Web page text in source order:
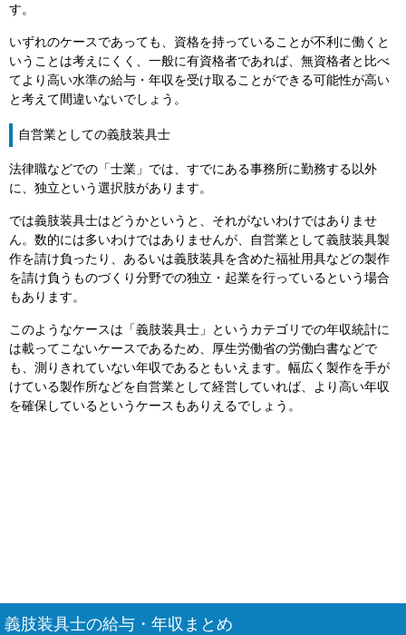
す。
いずれのケースであっても、資格を持っていることが不利に働くと
いうことは考えにくく、一般に有資格者であれば、無資格者と比べ
てより高い水準の給与・年収を受け取ることができる可能性が高い
と考えて間違いないでしょう。
自営業としての義肢装具士
法律職などでの「士業」では、すでにある事務所に勤務する以外
に、独立という選択肢があります。
では義肢装具士はどうかというと、それがないわけではありませ
ん。数的には多いわけではありませんが、自営業として義肢装具製
作を請け負ったり、あるいは義肢装具を含めた福祉用具などの製作
を請け負うものづくり分野での独立・起業を行っているという場合
もあります。
このようなケースは「義肢装具士」というカテゴリでの年収統計に
は載ってこないケースであるため、厚生労働省の労働白書などで
も、測りきれていない年収であるともいえます。幅広く製作を手が
けている製作所などを自営業として経営していれば、より高い年収
を確保しているというケースもありえるでしょう。
義肢装具士の給与・年収まとめ